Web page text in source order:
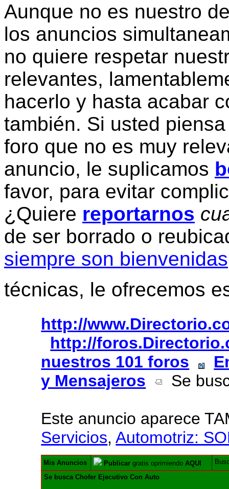
Aunque no es nuestro
los anuncios
no quiere respetar
relevantes,
hacerlo y hasta acabar
también. Si usted
foro que no es muy
anuncio, le suplicamos
favor, para evitar
¿Quiere reportarnos
de ser borrado o
siempre son bienvenidas
técnicas, le ofrecemos
http://
http://
nuestros 101 foros
y Mensajeros
Se
Este anuncio aparece
Servicios,Automotriz:
Mis Anuncios Publicar gratis oprimiendoAQUI
Se busca Chofer Ejecutivo Con Auto